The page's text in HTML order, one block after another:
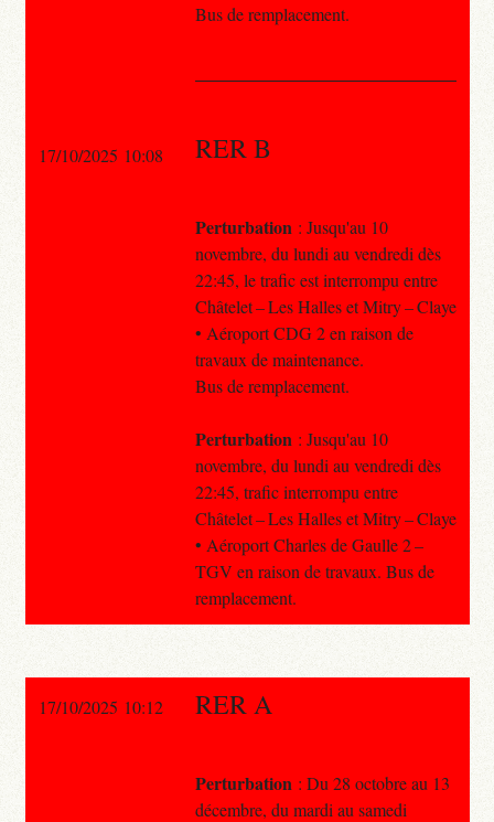
Bus de remplacement.
RER B
Perturbation : Jusqu'au 10
novembre, du lundi au vendredi dès
22:45, le trafic est interrompu entre
Châtelet – Les Halles et Mitry – Claye
• Aéroport CDG 2 en raison de
travaux de maintenance.
Bus de remplacement.
Perturbation : Jusqu'au 10
novembre, du lundi au vendredi dès
22:45, trafic interrompu entre
Châtelet – Les Halles et Mitry – Claye
• Aéroport Charles de Gaulle 2 –
TGV en raison de travaux. Bus de
remplacement.
17/10/2025 10:08
17/10/2025 10:12 RER A
Perturbation : Du 28 octobre au 13
décembre, du mardi au samedi